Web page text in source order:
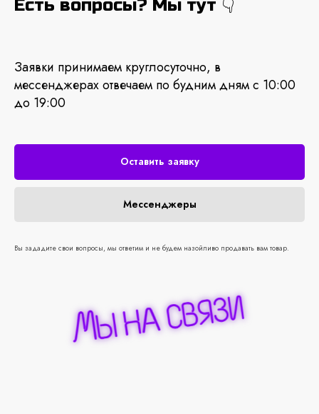
Есть вопросы? Мы тут 👇
Заявки принимаем круглосуточно, в
мессенджерах отвечаем по будним дням с 10:00
до 19:00
Оставить заявку
Мессенджеры
Вы зададите свои вопросы, мы ответим и не будем назойливо продавать вам товар.